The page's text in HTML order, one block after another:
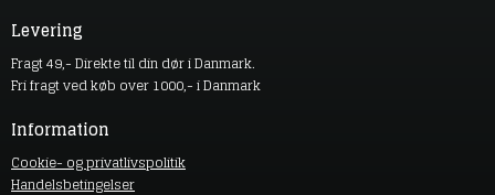
Levering
Fragt 49,- Direkte til din dør i Danmark.
Fri fragt ved køb over 1000,- i Danmark
Information
Cookie- og privatlivspolitik
Handelsbetingelser